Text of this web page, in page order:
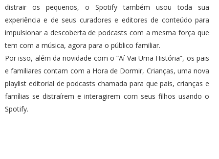
distrair os pequenos, o Spotify também usou toda sua
experiência e de seus curadores e editores de conteúdo para
impulsionar a descoberta de podcasts com a mesma força que
tem com a música, agora para o público familiar.
Por isso, além da novidade com o “Aí Vai Uma História”, os pais
e familiares contam com a Hora de Dormir, Crianças, uma nova
playlist editorial de podcasts chamada para que pais, crianças e
famílias se distraírem e interagirem com seus filhos usando o
Spotify.